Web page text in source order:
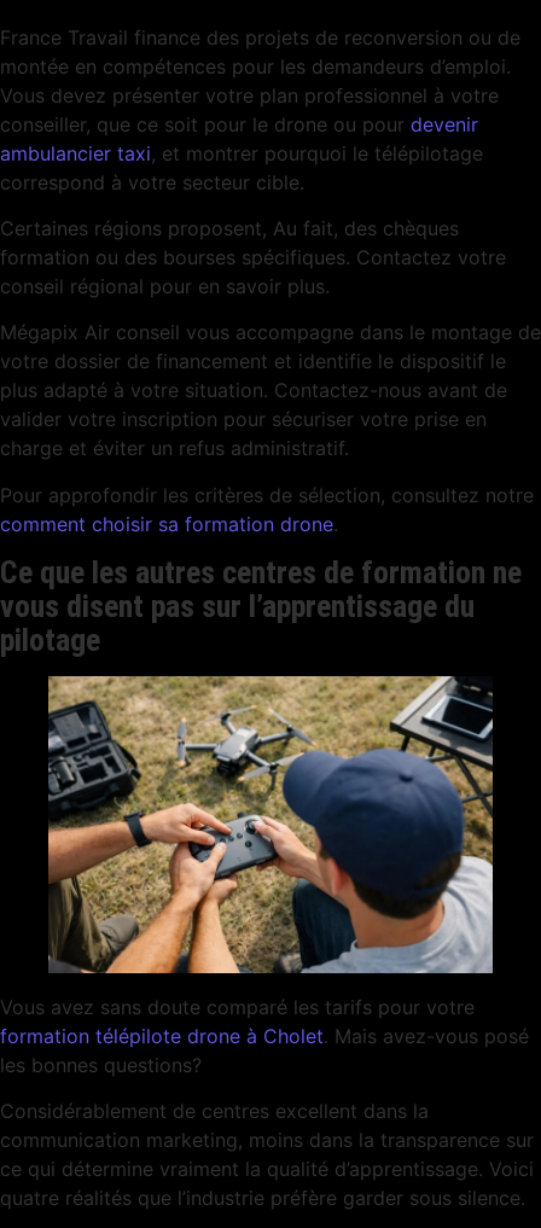
France Travail finance des projets de reconversion ou de
montée en compétences pour les demandeurs d’emploi.
Vous devez présenter votre plan professionnel à votre
conseiller, que ce soit pour le drone ou pour devenir
ambulancier taxi, et montrer pourquoi le télépilotage
correspond à votre secteur cible.
Certaines régions proposent, Au fait, des chèques
formation ou des bourses spécifiques. Contactez votre
conseil régional pour en savoir plus.
Mégapix Air conseil vous accompagne dans le montage de
votre dossier de financement et identifie le dispositif le
plus adapté à votre situation. Contactez-nous avant de
valider votre inscription pour sécuriser votre prise en
charge et éviter un refus administratif.
Pour approfondir les critères de sélection, consultez notre
comment choisir sa formation drone.
Ce que les autres centres de formation ne
vous disent pas sur l’apprentissage du
pilotage
Vous avez sans doute comparé les tarifs pour votre
formation télépilote drone à Cholet. Mais avez-vous posé
les bonnes questions?
Considérablement de centres excellent dans la
communication marketing, moins dans la transparence sur
ce qui détermine vraiment la qualité d’apprentissage. Voici
quatre réalités que l’industrie préfère garder sous silence.